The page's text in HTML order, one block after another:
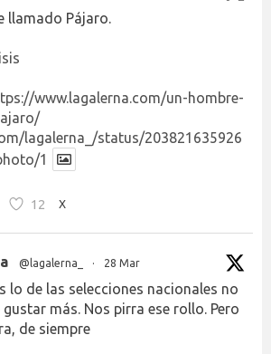
llamado Pájaro.
www.lagalerna.com/un-hombre-
lagalerna_/status/203821635926
1
12 X
@lagalerna_ · 28 Mar
lo de las selecciones nacionales no
gustar más. Nos pirra ese rollo. Pero
de siempre